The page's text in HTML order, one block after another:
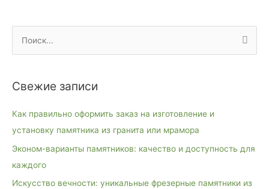
с
Свежие записи
Как правильно оформить заказ на изготовление и
установку памятника из гранита или мрамора
Эконом-варианты памятников: качество и доступность для
каждого
Искусство вечности: уникальные фрезерные памятники из